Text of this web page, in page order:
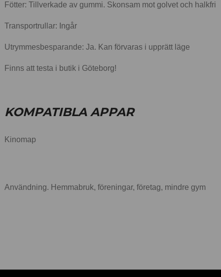
Fötter: Tillverkade av gummi. Skonsam mot golvet och halkfri
Transportrullar: Ingår
Utrymmesbesparande: Ja. Kan förvaras i upprätt läge
Finns att testa i butik i Göteborg!
KOMPATIBLA APPAR
Kinomap
Användning. Hemmabruk, föreningar, företag, mindre gym